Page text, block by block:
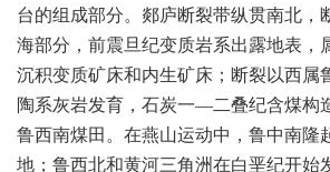
台的组成部分。郯庐断裂带纵贯南北，
海部分，前震旦纪变质岩系出露地表，
沉积变质矿床和内生矿床；断裂以西属
陶系灰岩发育，石炭一—二叠纪含煤构
鲁西南煤田。在燕山运动中，鲁中南隆
地；鲁西北和黄河三角洲在白垩纪开始